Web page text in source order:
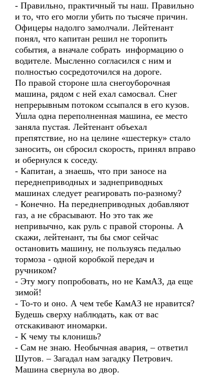
- Правильно, практичный ты наш. Правильно
и то, что его могли убить по тысяче причин.
Офицеры надолго замолчали. Лейтенант
понял, что капитан решил не торопить
события, а вначале собрать информацию о
водителе. Мысленно согласился с ним и
полностью сосредоточился на дороге.
По правой стороне шла снегоуборочная
машина, рядом с ней ехал самосвал. Снег
непрерывным потоком ссыпался в его кузов.
Ушла одна переполненная машина, ее место
заняла пустая. Лейтенант объехал
препятствие, но на целине «шестерку» стало
заносить, он сбросил скорость, принял вправо
и обернулся к соседу.
- Капитан, а знаешь, что при заносе на
переднеприводных и заднеприводных
машинах следует реагировать по-разному?
- Конечно. На переднеприводных добавляют
газ, а не сбрасывают. Но это так же
непривычно, как руль с правой стороны. А
скажи, лейтенант, ты бы смог сейчас
остановить машину, не пользуясь педалью
тормоза - одной коробкой передач и
ручником?
- Эту могу попробовать, но не КамАЗ, да еще
зимой!
- То-то и оно. А чем тебе КамАЗ не нравится?
Будешь сверху наблюдать, как от вас
отскакивают иномарки.
- К чему ты клонишь?
- Сам не знаю. Необычная авария, – ответил
Шутов. – Загадал нам загадку Петрович.
Машина свернула во двор.